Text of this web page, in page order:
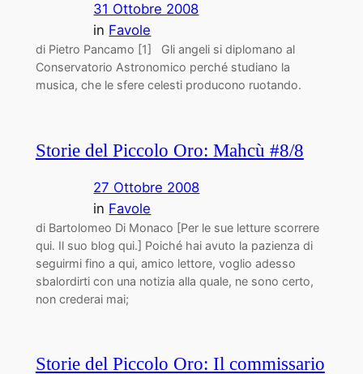
31 Ottobre 2008
in Favole
di Pietro Pancamo [1] Gli angeli si diplomano al
Conservatorio Astronomico perché studiano la
musica, che le sfere celesti producono ruotando.
Storie del Piccolo Oro: Mahcù #8/8
27 Ottobre 2008
in Favole
di Bartolomeo Di Monaco [Per le sue letture scorrere
qui. Il suo blog qui.] Poiché hai avuto la pazienza di
seguirmi fino a qui, amico lettore, voglio adesso
sbalordirti con una notizia alla quale, ne sono certo,
non crederai mai;
Storie del Piccolo Oro: Il commissario